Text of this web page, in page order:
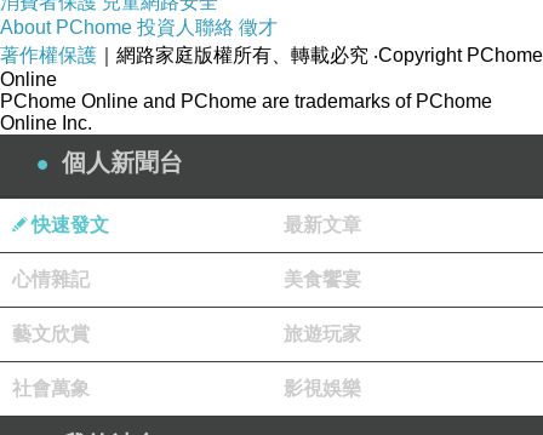
角痛挽薄領痛與：『汝今行步何以不正？』牛聞
此語便大失力，不如彼牛。彼婆羅門倍輸物已，
而問牛言：『汝向云能，今何故不如？』答言：
『我實堪能，聞毀呰故力便都盡，可更斷賭復使
倍上，要牽百車上于峻坂，常當捔力時美言見
誘，可言捲角，汝行步周正，形體姝好，閑挽百
車上于峻坂。』於是更賭果便得勝，佛因是事即
說言：
當設可意言，勿為不可語，畜生聞尚悅，引重
About PChome 投資人聯絡 徵才
著作權保護 ｜網路家庭版權所有、轉載必究 ‧Copyright PChome
Online
PChome Online and PChome are trademarks of PChome
Online Inc.
個人新聞台
快速發文 最新文章
心情雜記 美食饗宴
藝文欣賞 旅遊玩家
社會萬象 影視娛樂